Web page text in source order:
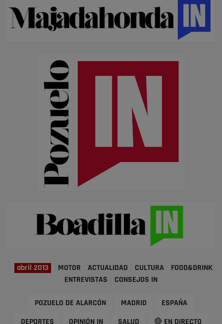
abril 2013 MOTOR ACTUALIDAD CULTURA
FOOD&DRINK
ENTREVISTAS
CONSEJOS IN
POZUELO DE ALARCÓN MADRID ESPAÑA
DEPORTES OPINIÓN IN SALUD 🔴 EN DIRECTO